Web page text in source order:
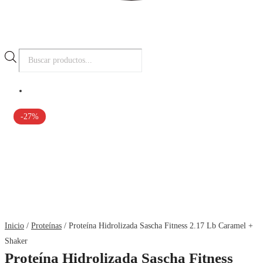
-27%
Inicio / Proteínas / Proteína Hidrolizada Sascha Fitness 2.17 Lb Caramel +
Shaker
Proteína Hidrolizada Sascha Fitness